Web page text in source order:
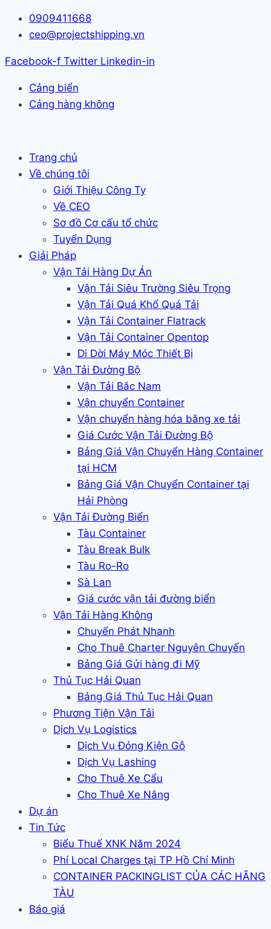
Skip
0909411668
ceo@projectshipping.vn
Facebook-f Twitter Linkedin-in
Cảng biển
Cảng hàng không
Trang chủ
Về chúng tôi
Giới Thiệu Công Ty
Về CEO
Sơ đồ Cơ cấu tổ chức
Tuyển Dụng
Giải Pháp
Vận Tải Hàng Dự Án
Vận Tải Siêu Trường Siêu Trọng
Vận Tải Quá Khổ Quá Tải
Vận Tải Container Flatrack
Vận Tải Container Opentop
Di Dời Máy Móc Thiết Bị
Vận Tải Đường Bộ
Vận Tải Bắc Nam
Vận chuyển Container
Vận chuyển hàng hóa bằng xe tải
Giá Cước Vận Tải Đường Bộ
Bảng Giá Vận Chuyển Hàng Container
tại HCM
Bảng Giá Vận Chuyển Container tại
Hải Phòng
Vận Tải Đường Biển
Tàu Container
Tàu Break Bulk
Tàu Ro-Ro
Sà Lan
Giá cước vận tải đường biển
Vận Tải Hàng Không
Chuyển Phát Nhanh
Cho Thuê Charter Nguyên Chuyến
Bảng Giá Gửi hàng đi Mỹ
Thủ Tục Hải Quan
Bảng Giá Thủ Tục Hải Quan
Phương Tiện Vận Tải
Dịch Vụ Logistics
Dịch Vụ Đóng Kiện Gỗ
Dịch Vụ Lashing
Cho Thuê Xe Cẩu
Cho Thuê Xe Nâng
Dự án
Tin Tức
Biểu Thuế XNK Năm 2024
Phí Local Charges tại TP Hồ Chí Minh
CONTAINER PACKINGLIST CỦA CÁC HÃNG
TÀU
Báo giá